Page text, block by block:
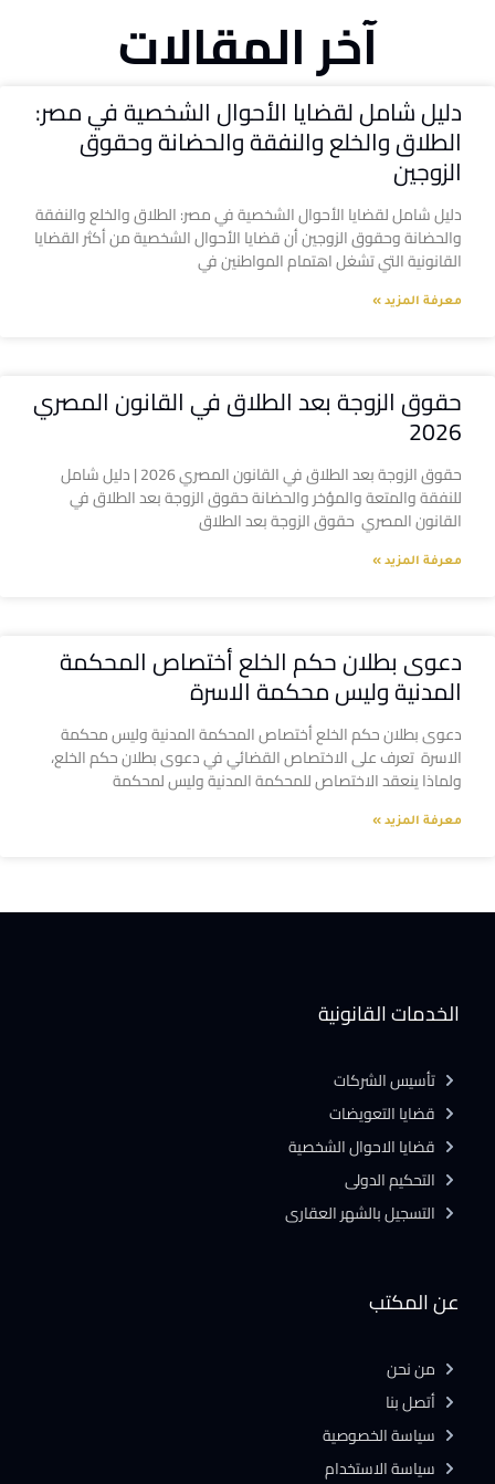
آخر المقالات
دليل شامل لقضايا الأحوال الشخصية في مصر:
الطلاق والخلع والنفقة والحضانة وحقوق
الزوجين
دليل شامل لقضايا الأحوال الشخصية في مصر: الطلاق والخلع والنفقة
والحضانة وحقوق الزوجين أن قضايا الأحوال الشخصية من أكثر القضايا
القانونية التي تشغل اهتمام المواطنين في
معرفة المزيد »
حقوق الزوجة بعد الطلاق في القانون المصري
2026
حقوق الزوجة بعد الطلاق في القانون المصري 2026 | دليل شامل
للنفقة والمتعة والمؤخر والحضانة حقوق الزوجة بعد الطلاق في
القانون المصري حقوق الزوجة بعد الطلاق
معرفة المزيد »
دعوى بطلان حكم الخلع أختصاص المحكمة
المدنية وليس محكمة الاسرة
دعوى بطلان حكم الخلع أختصاص المحكمة المدنية وليس محكمة
الاسرة تعرف على الاختصاص القضائي في دعوى بطلان حكم الخلع،
ولماذا ينعقد الاختصاص للمحكمة المدنية وليس لمحكمة
معرفة المزيد »
عن المكتب
من نحن
أتصل بنا
سياسة الخصوصية
سياسة الاستخدام
الخدمات القانونية
تأسيس الشركات
قضايا التعويضات
قضايا الاحوال الشخصية
التحكيم الدولى
التسجيل بالشهر العقارى